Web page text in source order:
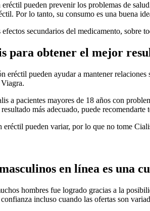
pueden prevenir los problemas de
Por lo tanto, su consumo es una buena
secundarios del medicamento, sobre
para obtener el mejor
eréctil pueden ayudar a mantener
a pacientes mayores de 18 años con
más adecuado, puede
pueden variar, por lo que no tome
en línea es una
hombres fue logrado gracias a la
incluso cuando las ofertas son